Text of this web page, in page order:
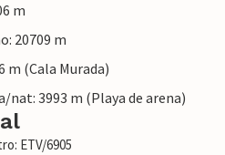
m
20709 m
m (Cala Murada)
nat: 3993 m (Playa de arena)
ETV/6905